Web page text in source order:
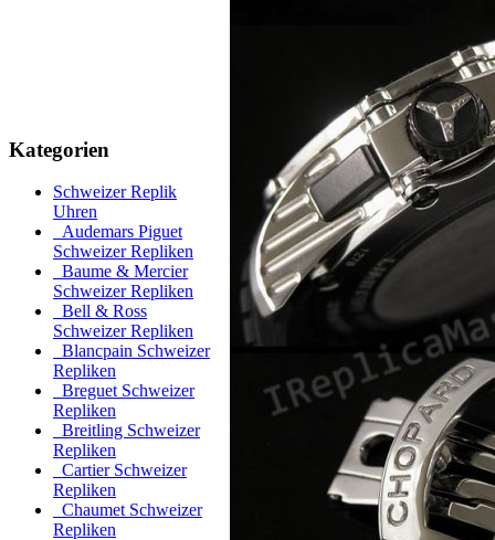
Kategorien
Schweizer Replik
Uhren
Audemars Piguet
Schweizer Repliken
Baume & Mercier
Schweizer Repliken
Bell & Ross
Schweizer Repliken
Blancpain Schweizer
Repliken
Breguet Schweizer
Repliken
Breitling Schweizer
Repliken
Cartier Schweizer
Repliken
Chaumet Schweizer
Repliken